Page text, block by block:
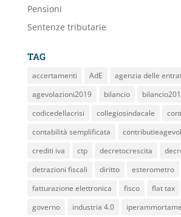
Pensioni
Sentenze tributarie
TAG
accertamenti AdE
agenzia delle
agevolazioni2019
bilancio
codicedellacrisi
collegiosindacale
contabilità semplificata
crediti iva
ctp decretocrescita
detrazioni fiscali
diritto
esterometro
fatturazione elettronica
fisco flat tax
governo
industria 4.0